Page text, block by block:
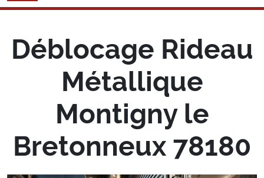
Déblocage Rideau
Métallique
Montigny le
Bretonneux 78180